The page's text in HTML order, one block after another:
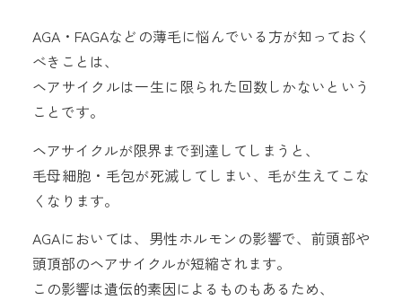
AGA・FAGAなどの薄毛に悩んでいる方が知っておく
べきことは、
ヘアサイクルは一生に限られた回数しかないという
ことです。
ヘアサイクルが限界まで到達してしまうと、
毛母細胞・毛包が死滅してしまい、毛が生えてこな
くなります。
AGAにおいては、男性ホルモンの影響で、前頭部や
頭頂部のヘアサイクルが短縮されます。
この影響は遺伝的素因によるものもあるため、